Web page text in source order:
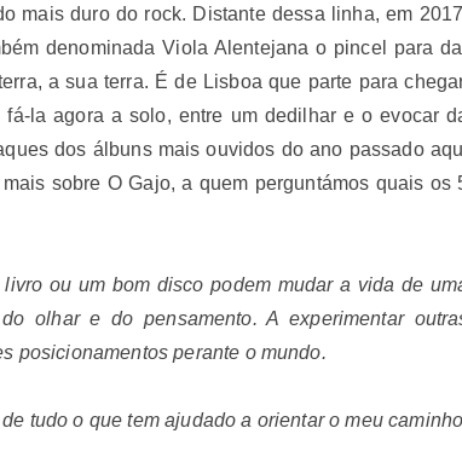
mais duro do rock. Distante dessa linha, em
denominada Viola Alentejana o pincel para
a sua terra. É de Lisboa que parte para
la agora a solo, entre um dedilhar e o evocar
dos álbuns mais ouvidos do ano passado
sobre O Gajo, a quem perguntámos quais os
ou um bom disco podem mudar a vida de
olhar e do pensamento. A experimentar
posicionamentos perante o mundo.
tudo o que tem ajudado a orientar o meu